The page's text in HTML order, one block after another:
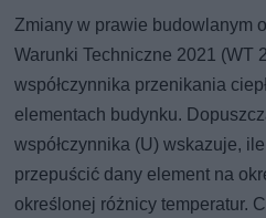
Zmiany w prawie budowlanym
Warunki Techniczne 2021 (WT
współczynnika przenikania
elementach budynku.
współczynnika (U) wskazuje,
przepuścić dany element na
określonej różnicy temperatur.